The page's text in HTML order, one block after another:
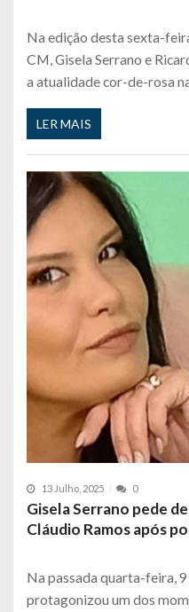
Na edição desta sexta-
CM, Gisela Serrano e
a atualidade cor-de-rosa
LER MAIS
13 Julho, 2025 0
Gisela Serrano pede
Cláudio Ramos após
Na passada quarta-feira,
protagonizou um dos